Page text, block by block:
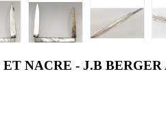
NACRE - J.B BERGER